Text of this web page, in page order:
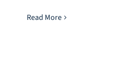
Read More